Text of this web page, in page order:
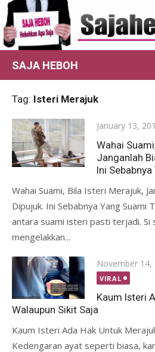
Skip
to
content
SAJA HEBOH
Tag: Isteri Merajuk
Posted
on
January 13,
Wahai
Janganlah
Ini
Wahai Suami, Bila Isteri Merajuk,
Dipujuk. Ini Sebabnya Yang Suami
antara suami isteri pasti terjadi. Si
mengelakkan...
Posted
on
November 14,
VIRAL
Kaum Isteri
Walaupun Sikit Saja
Kaum Isteri Ada Hak Untuk
Kedengaran ayat seperti biasa,